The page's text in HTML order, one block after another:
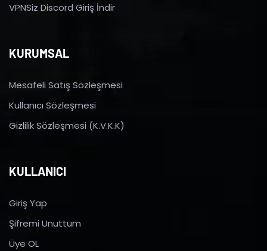
VPNSiz Discord Giriş İndir
KURUMSAL
Mesafeli Satış Sözleşmesi
Kullanıcı Sözleşmesi
Gizlilik Sözleşmesi (K.V.K.K)
KULLANICI
Giriş Yap
Şifremi Unuttum
Üye OL